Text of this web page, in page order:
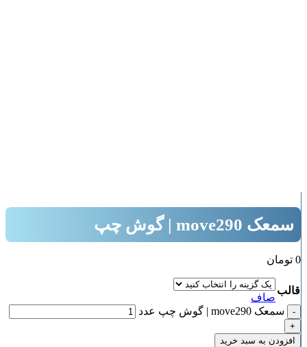
سمعک move290 | گوش چپ
0 تومان
قالب
صاف
سمعک move290 | گوش چپ عدد
افزودن به سبد خرید